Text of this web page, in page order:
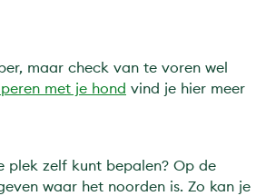
maar check van te voren wel
met je hond vind je hier meer
plek zelf kunt bepalen? Op de
waar het noorden is. Zo kan je